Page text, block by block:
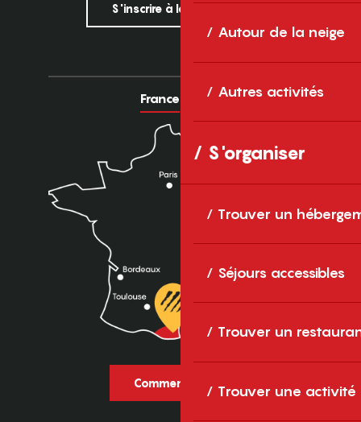
Autour de la neige
Autres activités
S'organiser
Trouver un
Séjours accessibles
Trouver un
Trouver une activité
S'inscrire à la newsletter
France Europe
Comment venir ?